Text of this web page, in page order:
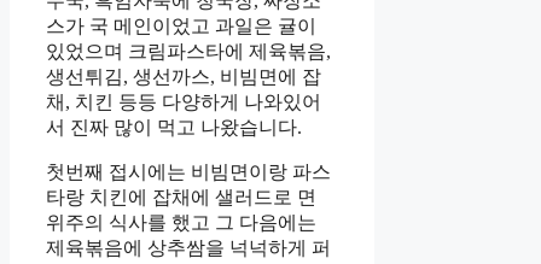
스가 국 메인이었고 과일은 귤이
있었으며 크림파스타에 제육볶음,
생선튀김, 생선까스, 비빔면에 잡
채, 치킨 등등 다양하게 나와있어
서 진짜 많이 먹고 나왔습니다.
첫번째 접시에는 비빔면이랑 파스
타랑 치킨에 잡채에 샐러드로 면
위주의 식사를 했고 그 다음에는
제육볶음에 상추쌈을 넉넉하게 퍼